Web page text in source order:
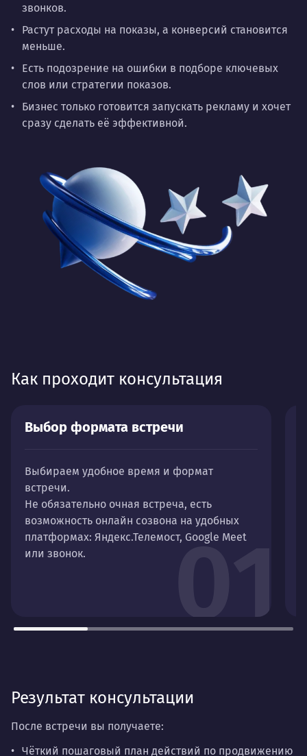
звонков.
Растут расходы на показы, а конверсий становится
меньше.
Есть подозрение на ошибки в подборе ключевых
слов или стратегии показов.
Бизнес только готовится запускать рекламу и хочет
сразу сделать её эффективной.
Как проходит консультация
01
Выбор формата встречи
Выбираем удобное время и формат
встречи.
Не обязательно очная встреча, есть
возможность онлайн созвона на удобных
платформах: Яндекс.Телемост, Google Meet
или звонок.
Результат консультации
После встречи вы получаете:
Чёткий пошаговый план действий по продвижению